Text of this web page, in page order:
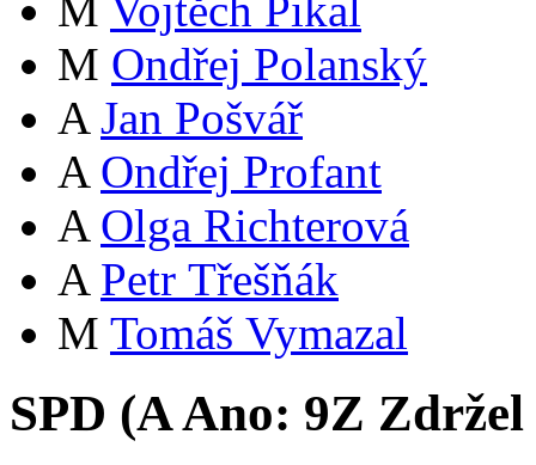
M Ondřej Polanský
A Jan Pošvář
A Ondřej Profant
A Olga Richterová
A Petr Třešňák
M Tomáš Vymazal
SPD (AAno: 9Z